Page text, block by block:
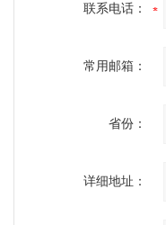
联系电话：
常用邮箱：
省份：
详细地址：